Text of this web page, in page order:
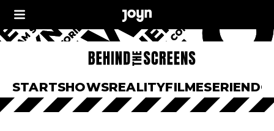
STARTSHOWSREALITYFILMESERIEN